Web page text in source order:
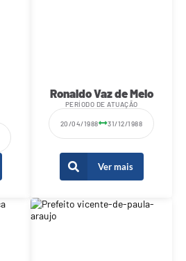
Ronaldo Vaz de Melo
PERÍODO DE ATUAÇÃO
20/04/1988 31/12/1988
Ver mais